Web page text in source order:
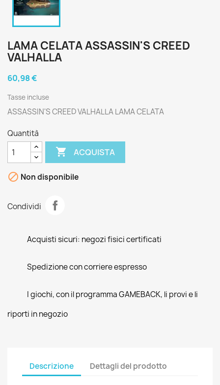
LAMA CELATA ASSASSIN'S CREED
VALHALLA
60,98 €
Tasse incluse
ASSASSIN'S CREED VALHALLA LAMA CELATA
Quantità
 ACQUISTA
 Non disponibile
Condividi
Acquisti sicuri: negozi fisici certificati
Spedizione con corriere espresso
I giochi, con il programma GAMEBACK, li provi e li
riporti in negozio
Descrizione Dettagli del prodotto